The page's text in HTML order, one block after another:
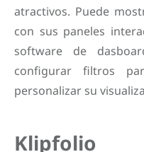
atractivos. Puede
con sus paneles
software de
configurar filtros
personalizar su
Klipfolio